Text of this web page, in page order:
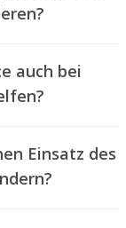
nicht
Wir setzen
ein, sodass die
zu verhindern?